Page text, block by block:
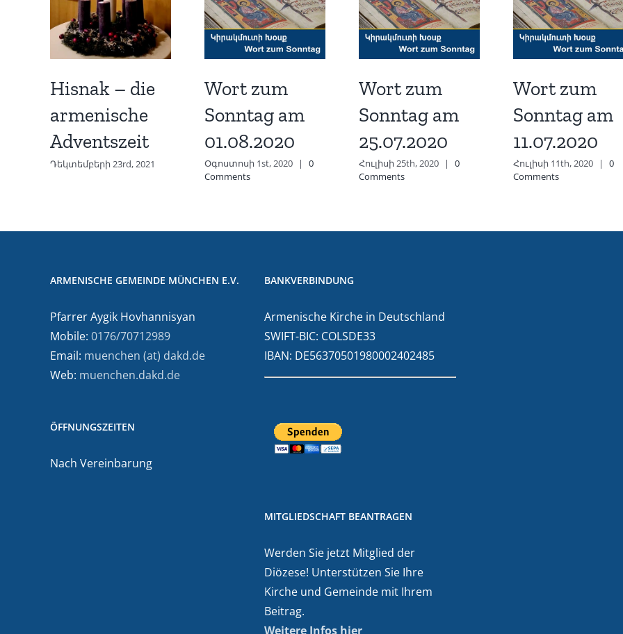
Hisnak – die
armenische
Adventszeit
Դեկտեմբերի 23rd, 2021
Wort zum
Sonntag am
01.08.2020
Օգոստոսի 1st, 2020 |
0
Comments
Wort zum
Sonntag am
25.07.2020
Հուլիսի 25th, 2020 |
0
Comments
Wort zum
Sonntag am
11.07.2020
Հուլիսի 11th, 2020 |
0
Comments
ARMENISCHE GEMEINDE MÜNCHEN E.V.
Pfarrer Aygik Hovhannisyan
Mobile: 0176/70712989
Email: muenchen (at) dakd.de
Web: muenchen.dakd.de
ÖFFNUNGSZEITEN
Nach Vereinbarung
BANKVERBINDUNG
Armenische Kirche in Deutschland
SWIFT-BIC: COLSDE33
IBAN: DE56370501980002402485
MITGLIEDSCHAFT BEANTRAGEN
Werden Sie jetzt Mitglied der
Diözese! Unterstützen Sie Ihre
Kirche und Gemeinde mit Ihrem
Beitrag.
Weitere Infos hier